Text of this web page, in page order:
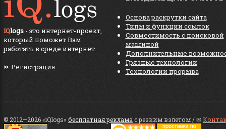
iQlogs - это интернет-проект,
который поможет Вам
работать в среде интернет.
⏩ Регистрация
Основа раскрутки сайта
Типы и функции ссылок
Совместимость с поисковой
машиной
Дополнительные
Грязные технологии
Технологии прорыва
© 2012—2026 «iQlogs» бесплатная реклама с резким взлетом / ✉